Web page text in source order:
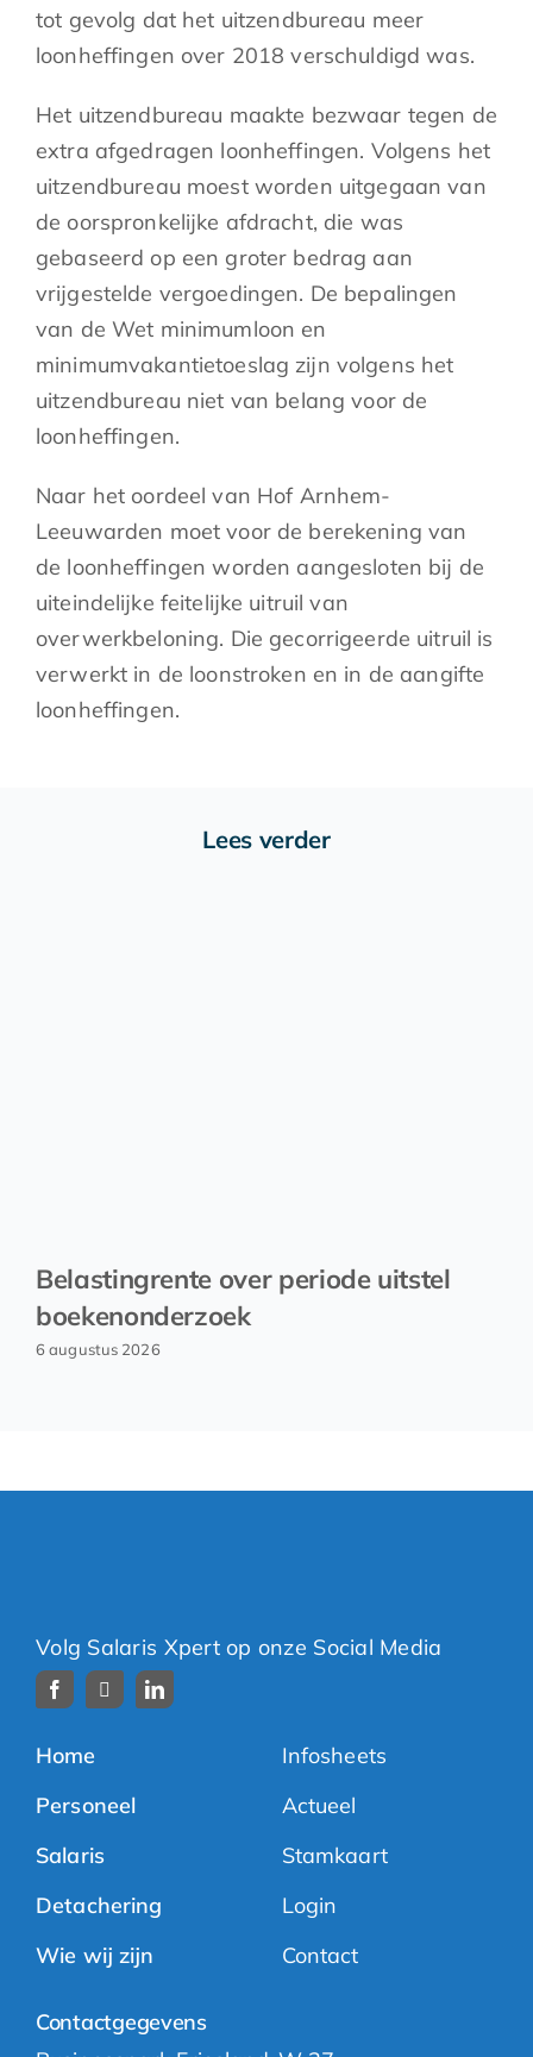
tot gevolg dat het uitzendbureau meer
loonheffingen over 2018 verschuldigd was.
Het uitzendbureau maakte bezwaar tegen de
extra afgedragen loonheffingen. Volgens het
uitzendbureau moest worden uitgegaan van
de oorspronkelijke afdracht, die was
gebaseerd op een groter bedrag aan
vrijgestelde vergoedingen. De bepalingen
van de Wet minimumloon en
minimumvakantietoeslag zijn volgens het
uitzendbureau niet van belang voor de
loonheffingen.
Naar het oordeel van Hof Arnhem-
Leeuwarden moet voor de berekening van
de loonheffingen worden aangesloten bij de
uiteindelijke feitelijke uitruil van
overwerkbeloning. Die gecorrigeerde uitruil is
verwerkt in de loonstroken en in de aangifte
loonheffingen.
Lees verder
Belastingrente over periode uitstel
boekenonderzoek
6 augustus 2026
Volg Salaris Xpert op onze Social Media
Home
Personeel
Salaris
Detachering
Wie wij zijn
Infosheets
Actueel
Stamkaart
Login
Contact
Contactgegevens